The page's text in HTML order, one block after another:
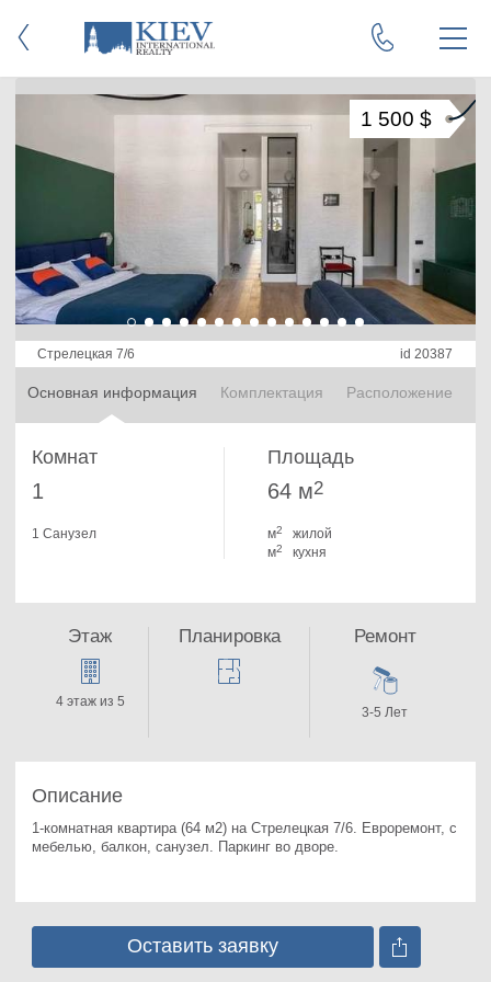
Стрелецкая 7/6 id 20387
Основная информация Комплектация Расположение
1 500 $
Комнат
1
1 Санузел
Площадь
64 м2
м2
жилой
м2 кухня
Описание
1-комнатная квартира (64 м2) на Стрелецкая 7/6. Евроремонт, с
мебелью, балкон, санузел. Паркинг во дворе.
Этаж
4 этаж из 5
Планировка Ремонт
3-5 Лет
Оставить заявку